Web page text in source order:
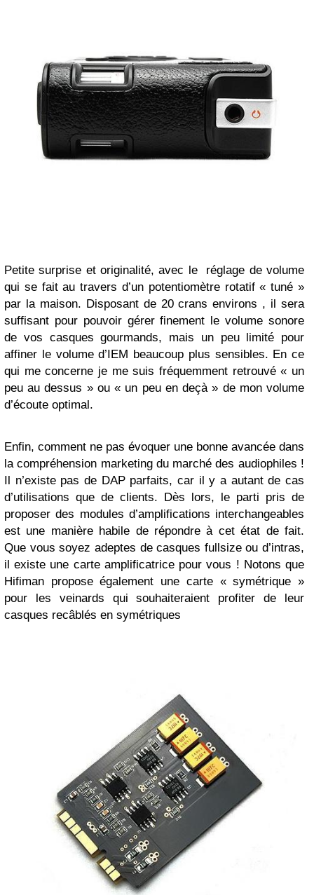
Petite surprise et originalité, avec le réglage de volume
qui se fait au travers d’un potentiomètre rotatif « tuné »
par la maison. Disposant de 20 crans environs , il sera
suffisant pour pouvoir gérer finement le volume sonore
de vos casques gourmands, mais un peu limité pour
affiner le volume d’IEM beaucoup plus sensibles. En ce
qui me concerne je me suis fréquemment retrouvé « un
peu au dessus » ou « un peu en deçà » de mon volume
d’écoute optimal.
Enfin, comment ne pas évoquer une bonne avancée dans
la compréhension marketing du marché des audiophiles !
Il n’existe pas de DAP parfaits, car il y a autant de cas
d’utilisations que de clients. Dès lors, le parti pris de
proposer des modules d’amplifications interchangeables
est une manière habile de répondre à cet état de fait.
Que vous soyez adeptes de casques fullsize ou d’intras,
il existe une carte amplificatrice pour vous ! Notons que
Hifiman propose également une carte « symétrique »
pour les veinards qui souhaiteraient profiter de leur
casques recâblés en symétriques